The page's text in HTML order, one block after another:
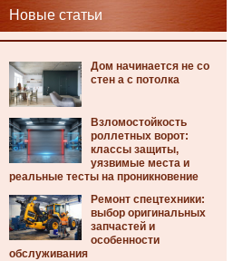
Новые статьи
Дом начинается не со
стен а с потолка
Взломостойкость
роллетных ворот:
классы защиты,
уязвимые места и
реальные тесты на проникновение
Ремонт спецтехники:
выбор оригинальных
запчастей и
особенности
обслуживания